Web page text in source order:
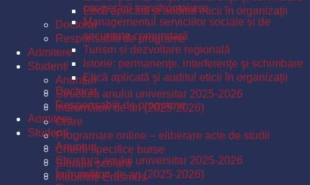
Etică aplicată şi auditul eticii în organizaţii
Doctorat
Responsabili de programe
Admitere
Studenți
Anunțuri
Structura anului universitar 2025-2026
Îndrumători de an (2025-2026)
Orare
Programare online – eliberare acte de studii
Criterii specifice burse
Situația școlară
Mobilități Erasmus
cooperării transfrontaliere
Managementul serviciilor sociale și de
securitate comunitară
Turism și dezvoltare regională
Istorie: permanenţe, interferenţe şi schimbare
Etică aplicată şi auditul eticii în organizaţii
Doctorat
Responsabili de programe
Admitere
Studenți
Anunțuri
Structura anului universitar 2025-2026
Îndrumători de an (2025-2026)